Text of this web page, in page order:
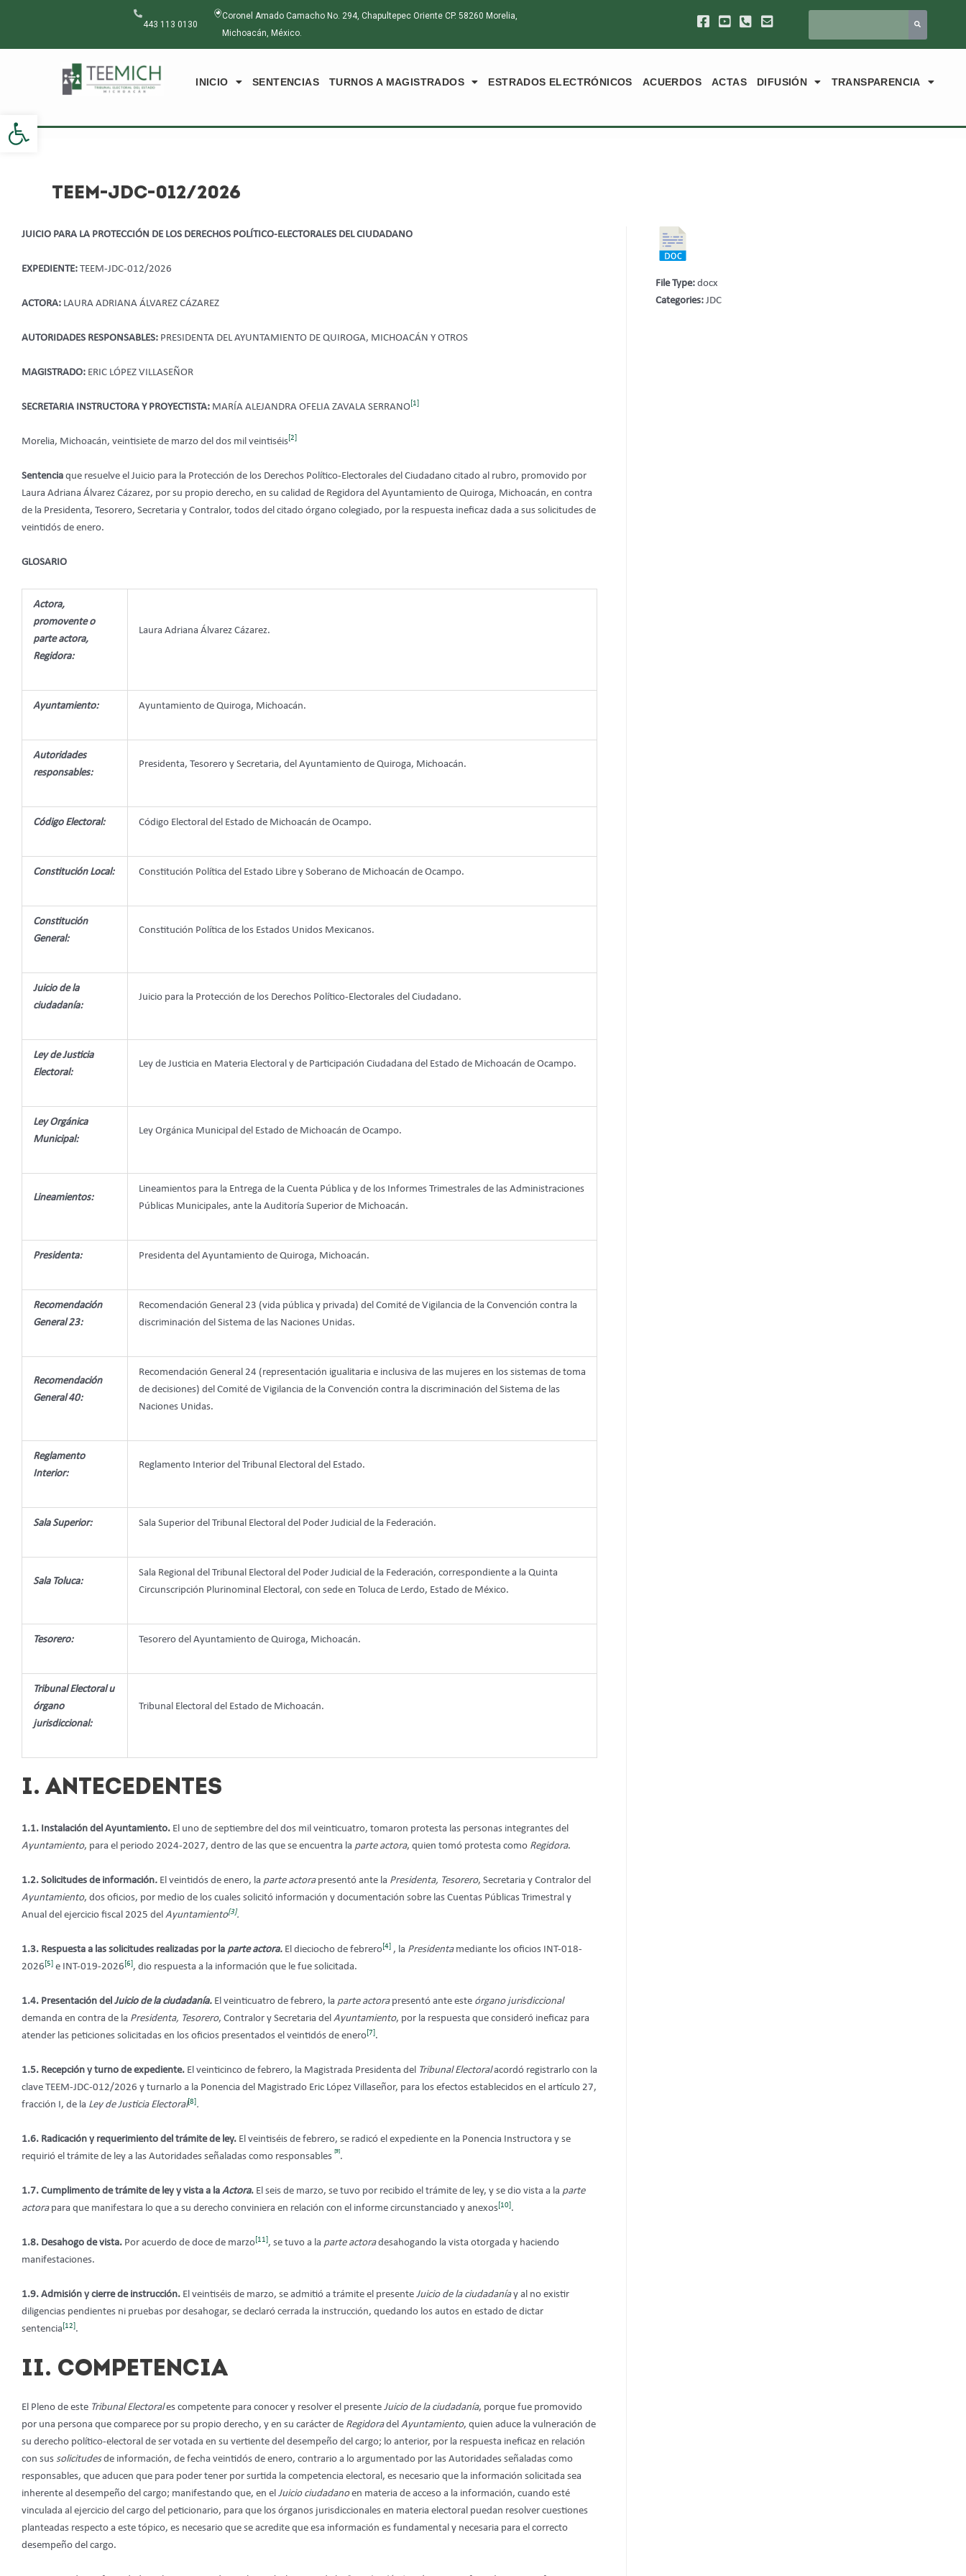
Abrir barra de herramientas
443 113 0130
Coronel Amado Camacho No. 294, Chapultepec Oriente CP. 58260 Morelia,
Michoacán, México.
INICIO SENTENCIAS TURNOS A MAGISTRADOS ESTRADOS ELECTRÓNICOS ACUERDOS ACTAS DIFUSIÓN TRANSPARENCIA
TEEM-JDC-012/2026
JUICIO PARA LA PROTECCIÓN DE LOS DERECHOS POLÍTICO-ELECTORALES DEL CIUDADANO
EXPEDIENTE: TEEM-JDC-012/2026
ACTORA: LAURA ADRIANA ÁLVAREZ CÁZAREZ
AUTORIDADES RESPONSABLES: PRESIDENTA DEL AYUNTAMIENTO DE QUIROGA, MICHOACÁN Y OTROS
MAGISTRADO: ERIC LÓPEZ VILLASEÑOR
SECRETARIA INSTRUCTORA Y PROYECTISTA: MARÍA ALEJANDRA OFELIA ZAVALA SERRANO [1]
Morelia, Michoacán, veintisiete de marzo del dos mil veintiséis [2]
Sentencia que resuelve el Juicio para la Protección de los Derechos Político-Electorales del Ciudadano citado al rubro, promovido por
Laura Adriana Álvarez Cázarez, por su propio derecho, en su calidad de Regidora del Ayuntamiento de Quiroga, Michoacán, en contra
de la Presidenta, Tesorero, Secretaria y Contralor, todos del citado órgano colegiado, por la respuesta ineficaz dada a sus solicitudes de
veintidós de enero.
GLOSARIO
Actora,
promovente o
parte actora,
Regidora:
Laura Adriana Álvarez Cázarez.
Ayuntamiento: Ayuntamiento de Quiroga, Michoacán.
Autoridades
responsables:
Presidenta, Tesorero y Secretaria, del Ayuntamiento de Quiroga, Michoacán.
Código Electoral: Código Electoral del Estado de Michoacán de Ocampo.
Constitución Local: Constitución Política del Estado Libre y Soberano de Michoacán de Ocampo.
Constitución
General:
Constitución Política de los Estados Unidos Mexicanos.
Juicio de la
ciudadanía:
Juicio para la Protección de los Derechos Político-Electorales del Ciudadano.
Ley de Justicia
Electoral:
Ley de Justicia en Materia Electoral y de Participación Ciudadana del Estado de Michoacán de Ocampo.
Ley Orgánica
Municipal:
Ley Orgánica Municipal del Estado de Michoacán de Ocampo.
Lineamientos:
Lineamientos para la Entrega de la Cuenta Pública y de los Informes Trimestrales de las Administraciones
Públicas Municipales, ante la Auditoría Superior de Michoacán.
Presidenta: Presidenta del Ayuntamiento de Quiroga, Michoacán.
Recomendación
General 23:
Recomendación General 23 (vida pública y privada) del Comité de Vigilancia de la Convención contra la
discriminación del Sistema de las Naciones Unidas.
Recomendación
General 40:
Recomendación General 24 (representación igualitaria e inclusiva de las mujeres en los sistemas de toma
de decisiones) del Comité de Vigilancia de la Convención contra la discriminación del Sistema de las
Naciones Unidas.
Reglamento
Interior:
Reglamento Interior del Tribunal Electoral del Estado.
Sala Superior: Sala Superior del Tribunal Electoral del Poder Judicial de la Federación.
Sala Toluca:
Sala Regional del Tribunal Electoral del Poder Judicial de la Federación, correspondiente a la Quinta
Circunscripción Plurinominal Electoral, con sede en Toluca de Lerdo, Estado de México.
Tesorero: Tesorero del Ayuntamiento de Quiroga, Michoacán.
Tribunal Electoral u
órgano
jurisdiccional:
Tribunal Electoral del Estado de Michoacán.
I. ANTECEDENTES
1.1. Instalación del Ayuntamiento. El uno de septiembre del dos mil veinticuatro, tomaron protesta las personas integrantes del
Ayuntamiento, para el periodo 2024-2027, dentro de las que se encuentra la parte actora, quien tomó protesta como Regidora.
1.2. Solicitudes de información. El veintidós de enero, la parte actora presentó ante la Presidenta, Tesorero, Secretaria y Contralor del
Ayuntamiento, dos oficios, por medio de los cuales solicitó información y documentación sobre las Cuentas Públicas Trimestral y
Anual del ejercicio fiscal 2025 del Ayuntamiento[3].
1.3. Respuesta a las solicitudes realizadas por la parte actora. El dieciocho de febrero [4] , la Presidentamediante los oficios INT-018-
2026 [5] e INT-019-2026 [6] , dio respuesta a la información que le fue solicitada.
1.4. Presentación del Juicio de la ciudadanía. El veinticuatro de febrero, la parte actora presentó ante este órgano jurisdiccional
demanda en contra de la Presidenta, Tesorero, Contralor y Secretaria del Ayuntamiento, por la respuesta que consideró ineficaz para
atender las peticiones solicitadas en los oficios presentados el veintidós de enero [7] .
1.5. Recepción y turno de expediente. El veinticinco de febrero, la Magistrada Presidenta del Tribunal Electoralacordó registrarlo con la
clave TEEM-JDC-012/2026 y turnarlo a la Ponencia del Magistrado Eric López Villaseñor, para los efectos establecidos en el artículo 27,
fracción I, de la Ley de Justicia Electoral[8] .
1.6. Radicación y requerimiento del trámite de ley. El veintiséis de febrero, se radicó el expediente en la Ponencia Instructora y se
requirió el trámite de ley a las Autoridades señaladas como responsables
[9]
.
1.7. Cumplimento de trámite de ley y vista a la Actora. El seis de marzo, se tuvo por recibido el trámite de ley, y se dio vista a la parte
actorapara que manifestara lo que a su derecho conviniera en relación con el informe circunstanciado y anexos [10] .
1.8. Desahogo de vista. Por acuerdo de doce de marzo [11] , se tuvo a la parte actoradesahogando la vista otorgada y haciendo
manifestaciones.
1.9. Admisión y cierre de instrucción. El veintiséis de marzo, se admitió a trámite el presente Juicio de la ciudadaníay al no existir
diligencias pendientes ni pruebas por desahogar, se declaró cerrada la instrucción, quedando los autos en estado de dictar
sentencia [12] .
II. COMPETENCIA
El Pleno de este Tribunal Electorales competente para conocer y resolver el presente Juicio de la ciudadanía, porque fue promovido
por una persona que comparece por su propio derecho, y en su carácter de Regidoradel Ayuntamiento, quien aduce la vulneración de
su derecho político-electoral de ser votada en su vertiente del desempeño del cargo; lo anterior, por la respuesta ineficaz en relación
con sus solicitudesde información, de fecha veintidós de enero, contrario a lo argumentado por las Autoridades señaladas como
responsables, que aducen que para poder tener por surtida la competencia electoral, es necesario que la información solicitada sea
inherente al desempeño del cargo; manifestando que, en el Juicio ciudadanoen materia de acceso a la información, cuando esté
vinculada al ejercicio del cargo del peticionario, para que los órganos jurisdiccionales en materia electoral puedan resolver cuestiones
planteadas respecto a este tópico, es necesario que se acredite que esa información es fundamental y necesaria para el correcto
desempeño del cargo.
File Type:docx
Categories:JDC